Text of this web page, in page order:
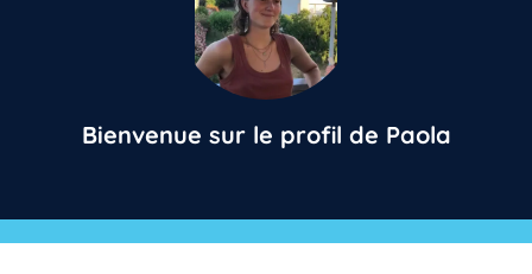
Bienvenue sur le profil de Paola